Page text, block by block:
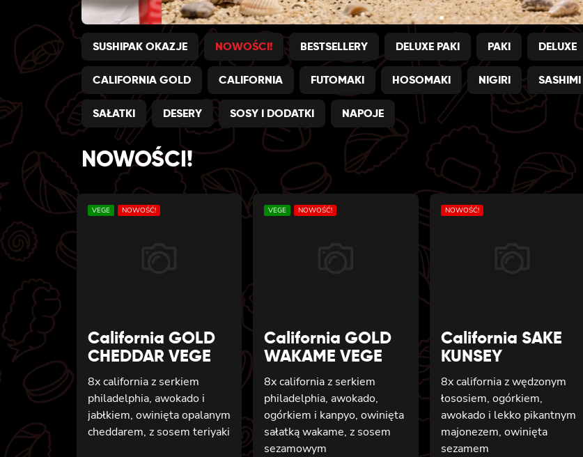
SUSHIPAK OKAZJE NOWOŚCI! BESTSELLERY DELUXE PAKI PAKI DELUXE
CALIFORNIA GOLD CALIFORNIA FUTOMAKI HOSOMAKI NIGIRI SASHIMI
SAŁATKI DESERY SOSY I DODATKI NAPOJE
NOWOŚCI!
VEGE NOWOŚĆ!
California GOLD
CHEDDAR VEGE
8x california z serkiem
philadelphia, awokado i
jabłkiem, owinięta opalanym
cheddarem, z sosem teriyaki
VEGE NOWOŚĆ!
California GOLD
WAKAME VEGE
8x california z serkiem
philadelphia, awokado,
ogórkiem i kanpyo, owinięta
sałatką wakame, z sosem
sezamowym
NOWOŚĆ!
California SAKE
KUNSEY
8x california z wędzonym
łososiem, ogórkiem,
awokado i lekko pikantnym
majonezem, owinięta
sezamem